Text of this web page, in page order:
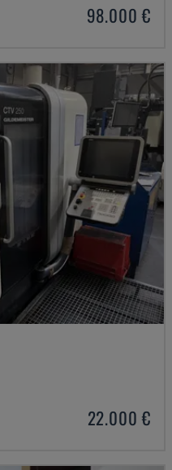
98.000 €
22.000 €